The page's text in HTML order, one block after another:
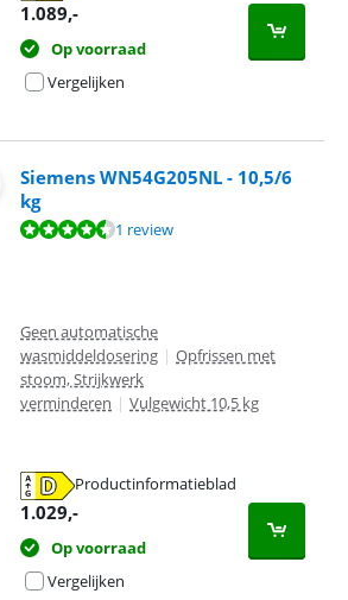
1.089,-
Op voorraad
Vergelijken
Siemens WN54G205NL - 10,5/6
kg
10, gebaseerd op 1 review.
1 review
Geen automatische
wasmiddeldosering | Opfrissen met
stoom, Strijkwerk
verminderen | Vulgewicht 10,5 kg
Productinformatieblad
1.029,-
Op voorraad
Vergelijken